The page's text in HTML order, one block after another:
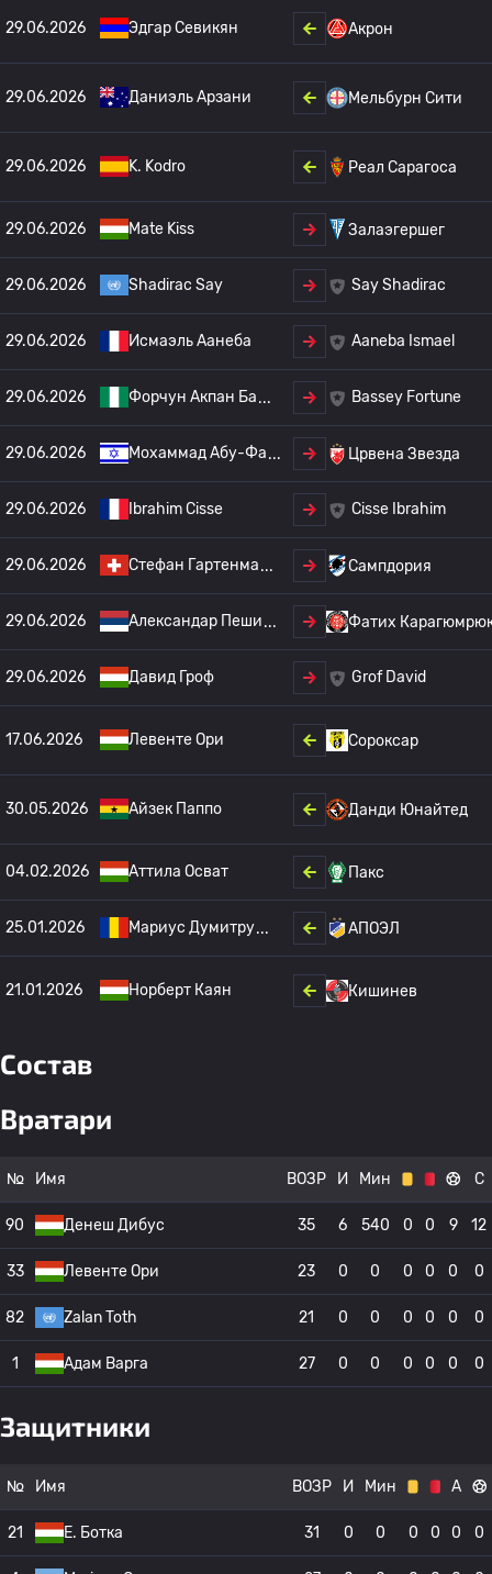
29.06.2026 Эдгар Севикян Акрон
29.06.2026 Даниэль Арзани Мельбурн Сити
29.06.2026 K. Kodro Реал Сарагоса
29.06.2026 Mate Kiss Залаэгершег
29.06.2026 Shadirac Say Say Shadirac
29.06.2026 Исмаэль Аанеба Aaneba Ismael
29.06.2026 Форчун Акпан Ба Bassey Fortune
29.06.2026 Мохаммад Абу-Фа Црвена Звезда
29.06.2026 Ibrahim Cisse Cisse Ibrahim
29.06.2026 Стефан Гартенма Сампдория
29.06.2026 Александар Пеши Фатих
29.06.2026 Давид Гроф Grof David
17.06.2026 Левенте Ори Сороксар
30.05.2026 Айзек Паппо Данди Юнайтед
04.02.2026 Аттила Осват Пакс
25.01.2026 Мариус Думитру АПОЭЛ
21.01.2026 Норберт Каян Кишинев
Состав
Вратари
№ Имя ВОЗР И Мин С
90 Денеш Дибус 35 6 540 0 0 9 12
33 Левенте Ори 23 0 0 0 0 0 0
82 Zalan Toth 21 0 0 0 0 0 0
1 Адам Варга 27 0 0 0 0 0 0
Защитники
№ Имя ВОЗР И Мин А
21 E. Ботка 31 0 0 0 0 0 0